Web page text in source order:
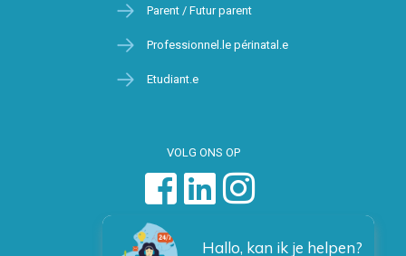
Parent / Futur parent
Professionnel.le périnatal.e
Etudiant.e
VOLG ONS OP
Hallo, kan ik je helpen?